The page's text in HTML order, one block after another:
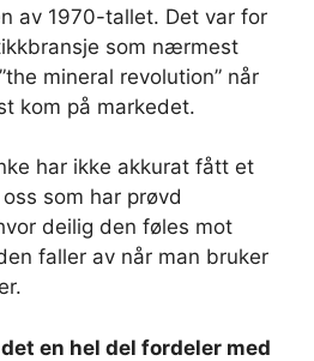
av 1970-tallet. Det var for
som nærmest
mineral revolution” når
kom på markedet.
har ikke akkurat fått et
som har prøvd
deilig den føles mot
faller av når man bruker
en hel del fordeler med